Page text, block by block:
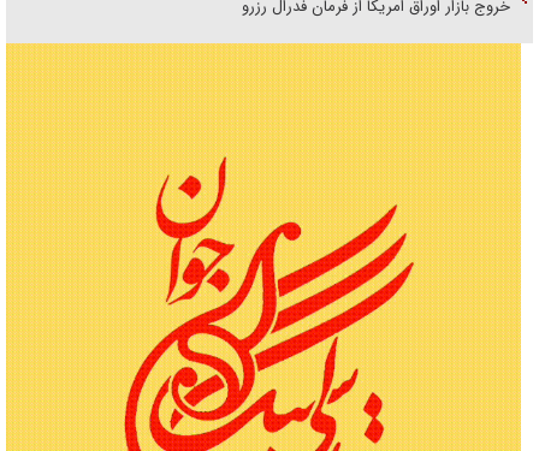
خروج بازار اوراق امریکا از فرمان فدرال رزرو